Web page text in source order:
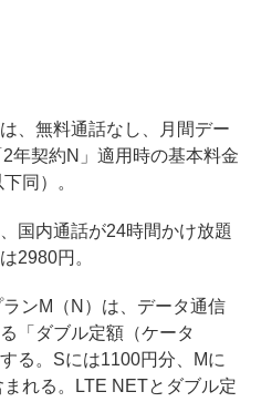
、無料通話なし、月間デー
年契約N」適用時の基本料金
同）。
国内通話が24時間かけ放題
2980円。
ンM（N）は、データ通信
「ダブル定額（ケータ
る。Sには1100円分、Mに
れる。LTE NETとダブル定